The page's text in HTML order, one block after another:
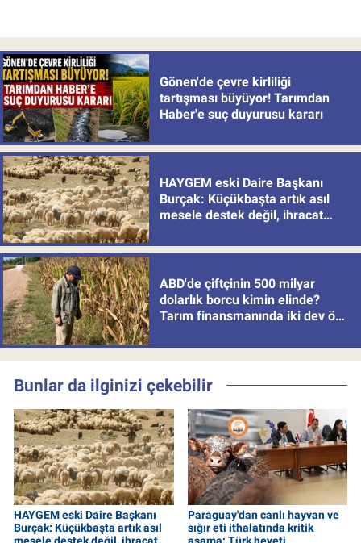
Gönen'de çevre kirliliği
tartışması büyüyor! Tarımdan
Haber'e suç duyurusu kararı
HAYGEM eski Daire Başkanı
Burçak: Küçükbaşta artık asıl
mesele destek değil, ihracat
ABD'de çiftçinin 500 milyar
dolarlık borcu kimin elinde?
Tarım finansmanında iki dev öne
Bunlar da ilginizi çekebilir
HAYGEM eski Daire Başkanı
Burçak: Küçükbaşta artık asıl
Paraguay'dan canlı hayvan ve
sığır eti ithalatında kritik